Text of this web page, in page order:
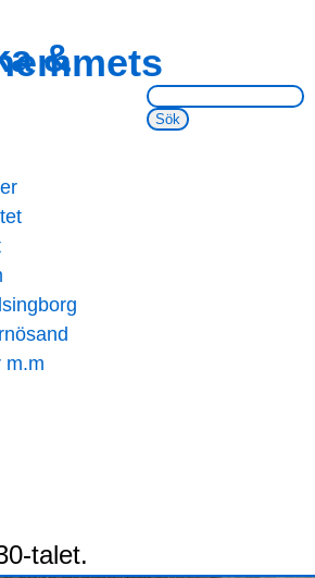
&
Sök på webbsidan:
m.m
talet.